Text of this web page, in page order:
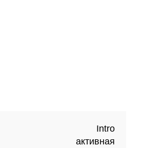
Intro
активная